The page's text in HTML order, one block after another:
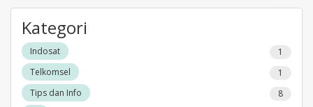
Kategori
Indosat
1
Telkomsel
1
Tips dan Info
8